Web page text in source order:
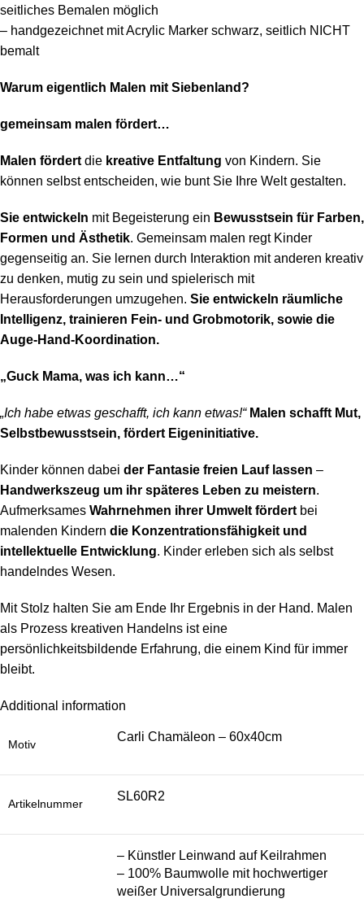
seitliches Bemalen möglich
– handgezeichnet mit Acrylic Marker schwarz, seitlich NICHT
bemalt
Warum eigentlich Malen mit Siebenland?
gemeinsam malen fördert…
Malen fördert die kreative Entfaltung von Kindern. Sie
können selbst entscheiden, wie bunt Sie Ihre Welt gestalten.
Sie entwickeln mit Begeisterung ein Bewusstsein für Farben,
Formen und Ästhetik. Gemeinsam malen regt Kinder
gegenseitig an. Sie lernen durch Interaktion mit anderen kreativ
zu denken, mutig zu sein und spielerisch mit
Herausforderungen umzugehen. Sie entwickeln räumliche
Intelligenz, trainieren Fein- und Grobmotorik, sowie die
Auge-Hand-Koordination.
„Guck Mama, was ich kann…“
„Ich habe etwas geschafft, ich kann etwas!“ Malen schafft Mut,
Selbstbewusstsein, fördert Eigeninitiative.
Kinder können dabei der Fantasie freien Lauf lassen –
Handwerkszeug um ihr späteres Leben zu meistern.
Aufmerksames Wahrnehmen ihrer Umwelt fördert bei
malenden Kindern die Konzentrationsfähigkeit und
intellektuelle Entwicklung. Kinder erleben sich als selbst
handelndes Wesen.
Mit Stolz halten Sie am Ende Ihr Ergebnis in der Hand. Malen
als Prozess kreativen Handelns ist eine
persönlichkeitsbildende Erfahrung, die einem Kind für immer
bleibt.
Additional information
Motiv
Carli Chamäleon – 60x40cm
Artikelnummer
SL60R2
– Künstler Leinwand auf Keilrahmen
– 100% Baumwolle mit hochwertiger
weißer Universalgrundierung